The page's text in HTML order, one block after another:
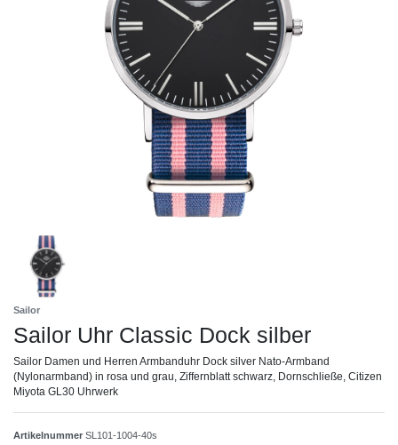
Sailor
Sailor Uhr Classic Dock silber
Sailor Damen und Herren Armbanduhr Dock silver Nato-Armband
(Nylonarmband) in rosa und grau, Ziffernblatt schwarz, Dornschließe, Citizen
Miyota GL30 Uhrwerk
Artikelnummer SL101-1004-40s